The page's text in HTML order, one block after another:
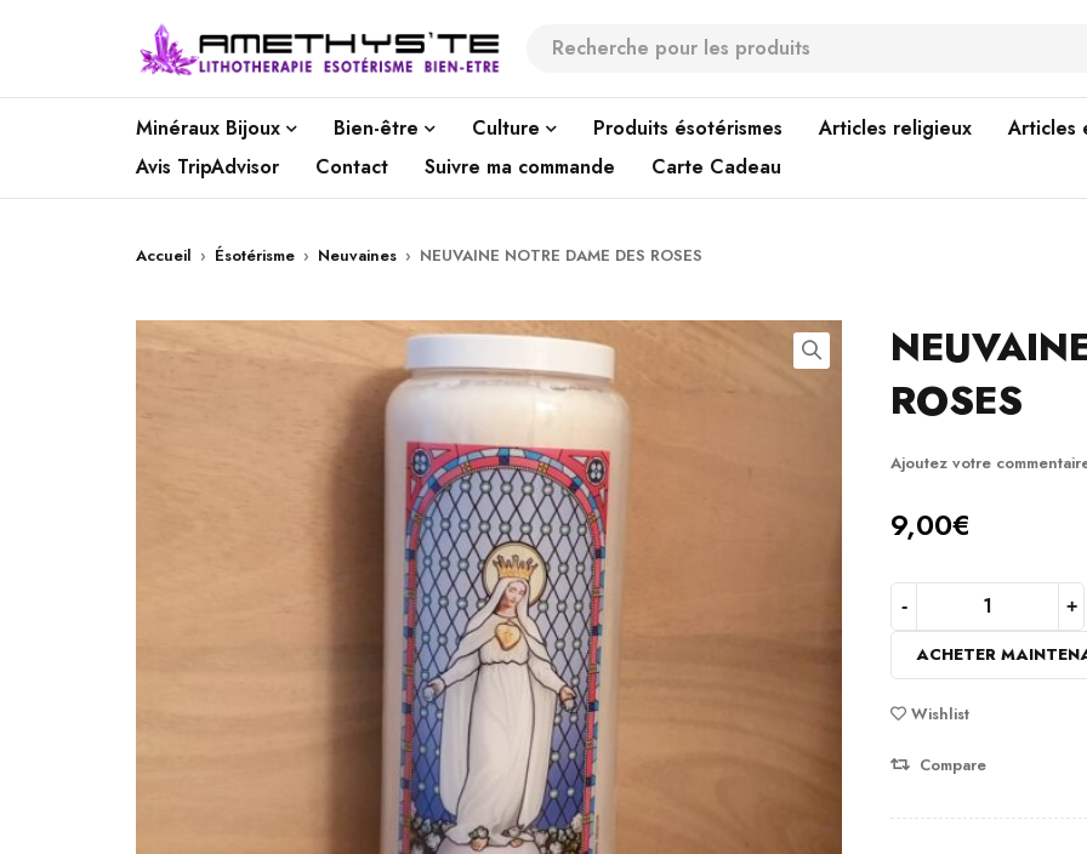
Minéraux Bijoux Bien-être Culture Produits ésotérismes Articles religieux Articles
Avis TripAdvisor
Contact Suivre ma commande Carte Cadeau
Accueil › Ésotérisme › Neuvaines › NEUVAINE NOTRE DAME DES ROSES
ROSES
Ajoutez votre
9,00€
ACHETER
Wishlist
Compare